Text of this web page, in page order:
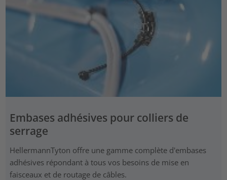
Embases adhésives pour colliers de
serrage
HellermannTyton offre une gamme complète d'embases
adhésives répondant à tous vos besoins de mise en
faisceaux et de routage de câbles.